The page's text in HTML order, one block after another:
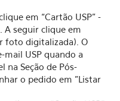
em “Cartão USP” -
A seguir clique em
foto digitalizada). O
mail USP quando a
na Seção de Pós-
o pedido em "Listar